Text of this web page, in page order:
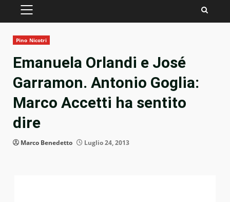
PRIMARY
Pino Nicotri
Emanuela Orlandi e José
Garramon. Antonio Goglia:
Marco Accetti ha sentito
dire
Marco Benedetto Luglio 24, 2013